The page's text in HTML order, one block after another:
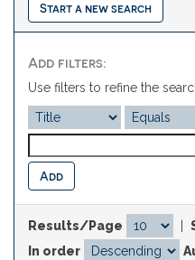
Start a new search
Add filters:
Use filters to refine the
Results/Page
In order